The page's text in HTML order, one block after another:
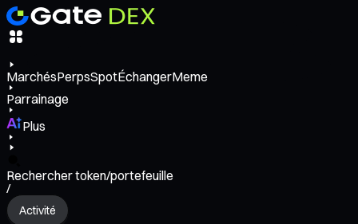
MarchésPerpsSpotÉchangerMeme
Parrainage
Plus
Rechercher token/portefeuille
/
Activité